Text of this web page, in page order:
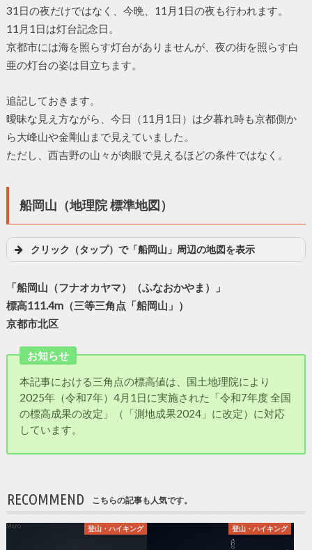
31日の夜だけではなく、今晩、11月1日の夜も行われます。
11月1日は灯台記念日。
京都市には海を照らす灯台がありませんが、夜の街を照らす白
亜の灯台の姿は目立ちます。
追記しておきます。
曖昧な見え方ながら、今日（11月1日）は夕暮れ時も京都側か
ら大峰山や金剛山まで見えていました。
ただし、西吉野の山々が肉眼で見えるほどの条件ではなく。
船岡山（地理院 標準地図）
クリック（タップ）で「船岡山」周辺の地図を表示
「船岡山（フナオカヤマ）（ふなおかやま）」
標高111.4m（三等三角点「船岡山」）
京都市北区
お知らせ
本記事における三角点の標高値は、国土地理院により
2025年（令和7年）4月1日に実施された「令和7年度 全国
の標高成果の改定」（「測地成果2024」に改定）に対応
しています。
RECOMMEND こちらの記事も人気です。
登山・ハイキング 登山・ハイキング